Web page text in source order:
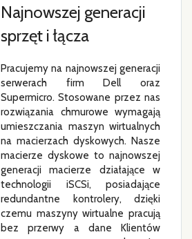
Najnowszej generacji
sprzęt i łącza
Pracujemy na najnowszej generacji
serwerach firm Dell oraz
Supermicro. Stosowane przez nas
rozwiązania chmurowe wymagają
umieszczania maszyn wirtualnych
na macierzach dyskowych. Nasze
macierze dyskowe to najnowszej
generacji macierze działające w
technologii iSCSi, posiadające
redundantne kontrolery, dzięki
czemu maszyny wirtualne pracują
bez przerwy a dane Klientów